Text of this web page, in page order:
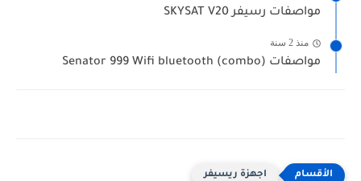
مواصفات رسيفر SKYSAT V20
منذ 2 سنة
مواصفات Senator 999 Wifi bluetooth (combo)
اجهزة ريسيفر